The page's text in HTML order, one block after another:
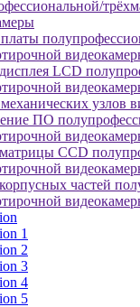
LCD
узлов
ПО
CCD
частей
1
2
3
4
5